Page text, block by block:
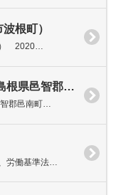
根町）
） 2020…
なごみ庵 手打ちそば（島根県邑智郡邑南町矢上）
郡邑南町…
労働基準法…